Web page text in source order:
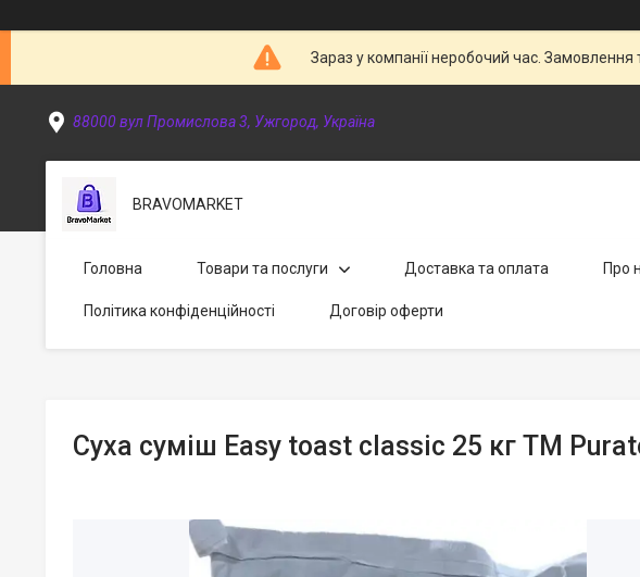
Зараз у компанії неробочий час.
88000 вул Промислова 3, Ужгород, Україна
BRAVOMARKET
Головна Товари та послуги Доставка та оплата Про
Політика конфіденційності Договір оферти
Суха суміш Easy toast classic 25 кг ТМ